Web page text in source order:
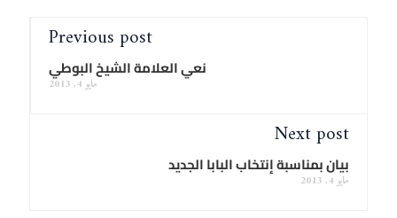
Previous post
نعي العلامة الشيخ البوطي
مايو 4, 2013
Next post
بيان بمناسبة إنتخاب البابا الجديد
مايو 4, 2013